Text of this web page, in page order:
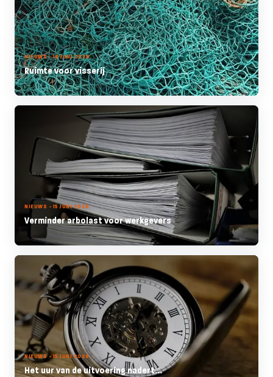
NIEUWS - 16 JUNI 2026
Ruimte voor visserij
NIEUWS - 15 JUNI 2026
Verminder arbolast voor werkgevers
NIEUWS - 15 JUNI 2026
Het uur van de uitvoering nadert...